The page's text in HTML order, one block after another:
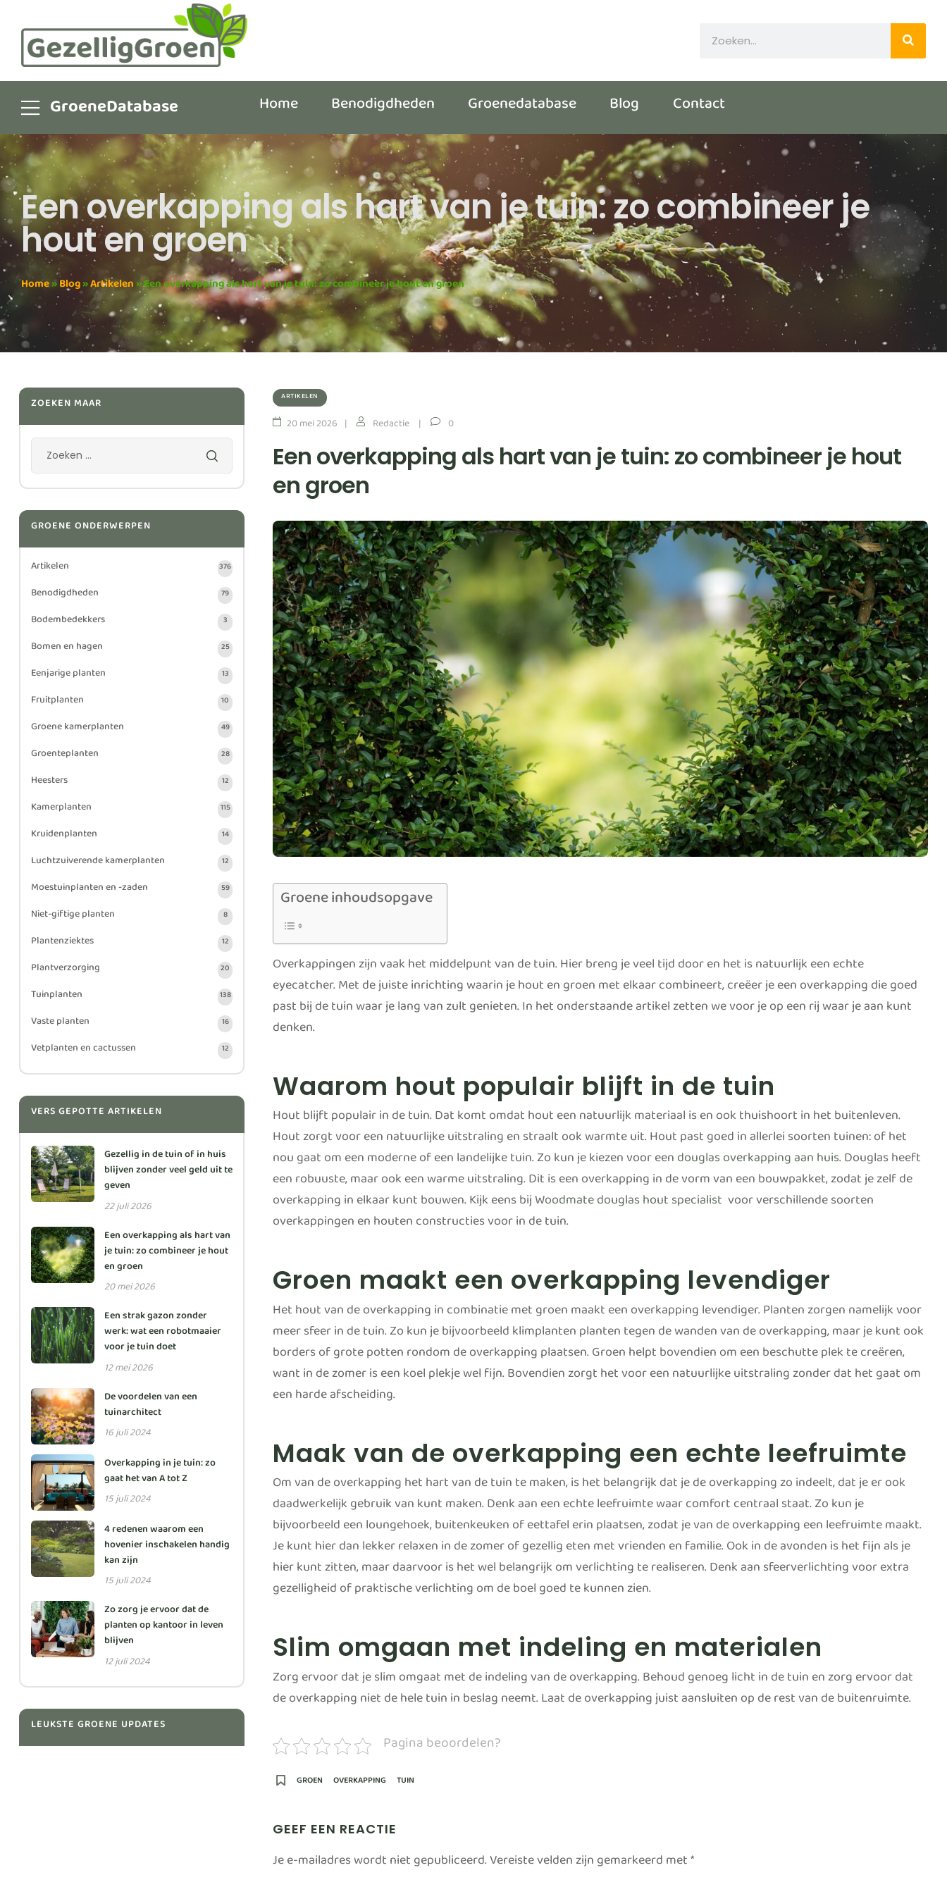
GroeneDatabase Home Benodigdheden Groenedatabase Blog Contact
Een overkapping als hart van je tuin: zo combineer je
hout en groen
Home»Blog»Artikelen»Een overkapping als hart van je tuin: zo combineer je hout en groen
ARTIKELEN
20 mei 2026 Redactie 0
Een overkapping als hart van je tuin: zo combineer je hout
en groen
Groene inhoudsopgave
Overkappingen zijn vaak het middelpunt van de tuin. Hier breng je veel tijd door en het is natuurlijk een echte
eyecatcher. Met de juiste inrichting waarin je hout en groen met elkaar combineert, creëer je een overkapping die goed
past bij de tuin waar je lang van zult genieten. In het onderstaande artikel zetten we voor je op een rij waar je aan kunt
denken.
Waarom hout populair blijft in de tuin
Hout blijft populair in de tuin. Dat komt omdat hout een natuurlijk materiaal is en ook thuishoort in het buitenleven.
Hout zorgt voor een natuurlijke uitstraling en straalt ook warmte uit. Hout past goed in allerlei soorten tuinen: of het
nou gaat om een moderne of een landelijke tuin. Zo kun je kiezen voor eendouglas overkapping aan huis. Douglas heeft
een robuuste, maar ook een warme uitstraling. Dit is een overkapping in de vorm van een bouwpakket, zodat je zelf de
overkapping in elkaar kunt bouwen. Kijk eens bijWoodmate douglas hout specialist voor verschillende soorten
overkappingen en houten constructies voor in de tuin.
Groen maakt een overkapping levendiger
Het hout van de overkapping in combinatie met groen maakt een overkapping levendiger. Planten zorgen namelijk voor
meer sfeer in de tuin. Zo kun je bijvoorbeeld klimplanten planten tegen de wanden van de overkapping, maar je kunt ook
borders of grote potten rondom de overkapping plaatsen. Groen helpt bovendien om een beschutte plek te creëren,
want in de zomer is een koel plekje wel fijn. Bovendien zorgt het voor een natuurlijke uitstraling zonder dat het gaat om
een harde afscheiding.
Maak van de overkapping een echte leefruimte
Om van de overkapping het hart van de tuin te maken, is het belangrijk dat je de overkapping zo indeelt, dat je er ook
daadwerkelijk gebruik van kunt maken. Denk aan een echte leefruimte waar comfort centraal staat. Zo kun je
bijvoorbeeld een loungehoek, buitenkeuken of eettafel erin plaatsen, zodat je van de overkapping een leefruimte maakt.
Je kunt hier dan lekker relaxen in de zomer of gezellig eten met vrienden en familie. Ook in de avonden is het fijn als je
hier kunt zitten, maar daarvoor is het wel belangrijk om verlichting te realiseren. Denk aan sfeerverlichting voor extra
gezelligheid of praktische verlichting om de boel goed te kunnen zien.
Slim omgaan met indeling en materialen
Zorg ervoor dat je slim omgaat met de indeling van de overkapping. Behoud genoeg licht in de tuin en zorg ervoor dat
de overkapping niet de hele tuin in beslag neemt. Laat de overkapping juist aansluiten op de rest van de buitenruimte.
Pagina beoordelen?
GROEN OVERKAPPING TUIN
GEEF EEN REACTIE
Je e-mailadres wordt niet gepubliceerd.Vereiste velden zijn gemarkeerd met*
ZOEKEN MAAR
GROENE ONDERWERPEN
Artikelen
376
Benodigdheden 79
Bodembedekkers 3
Bomen en hagen 25
Eenjarige planten 13
Fruitplanten 10
Groene kamerplanten 49
Groenteplanten 28
Heesters 12
Kamerplanten 115
Kruidenplanten 14
Luchtzuiverende kamerplanten 12
Moestuinplanten en -zaden 59
Niet-giftige planten 8
Plantenziektes 12
Plantverzorging 20
Tuinplanten 138
Vaste planten 16
Vetplanten en cactussen 12
VERS GEPOTTE ARTIKELEN
Gezellig in de tuin of in huis
blijven zonder veel geld uit te
geven
22 juli 2026
Een overkapping als hart van
je tuin: zo combineer je hout
en groen
20 mei 2026
Een strak gazon zonder
werk: wat een robotmaaier
voor je tuin doet
12 mei 2026
De voordelen van een
tuinarchitect
16 juli 2024
Overkapping in je tuin: zo
gaat het van A tot Z
15 juli 2024
4 redenen waarom een
hovenier inschakelen handig
kan zijn
15 juli 2024
Zo zorg je ervoor dat de
planten op kantoor in leven
blijven
12 juli 2024
LEUKSTE GROENE UPDATES